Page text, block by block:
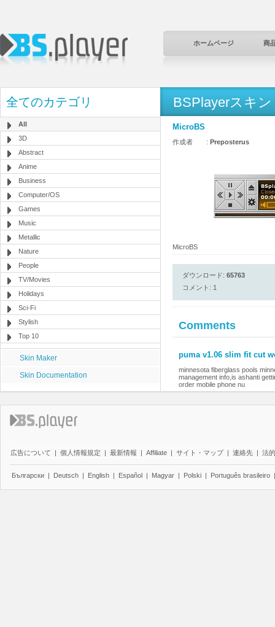
ホームページ 商
全てのカテゴリ
All
3D
Abstract
Anime
Business
Computer/OS
Games
Music
Metallic
Nature
People
TV/Movies
Holidays
Sci-Fi
Stylish
Top 10
Skin Maker
Skin Documentation
BSPlayerスキン
MicroBS
作成者 : Preposterus
MicroBS
ダウンロード: 65763
コメント: 1
Comments
puma v1.06 slim fit cut
minnesota fiberglass pools
management info,is ashanti
order mobile phone nu
広告について | 個人情報規定 | 最新情報 | Affiliate | サイト・マップ | 連絡先 | 法
Български | Deutsch | English | Español | Magyar | Polski | Português brasileiro